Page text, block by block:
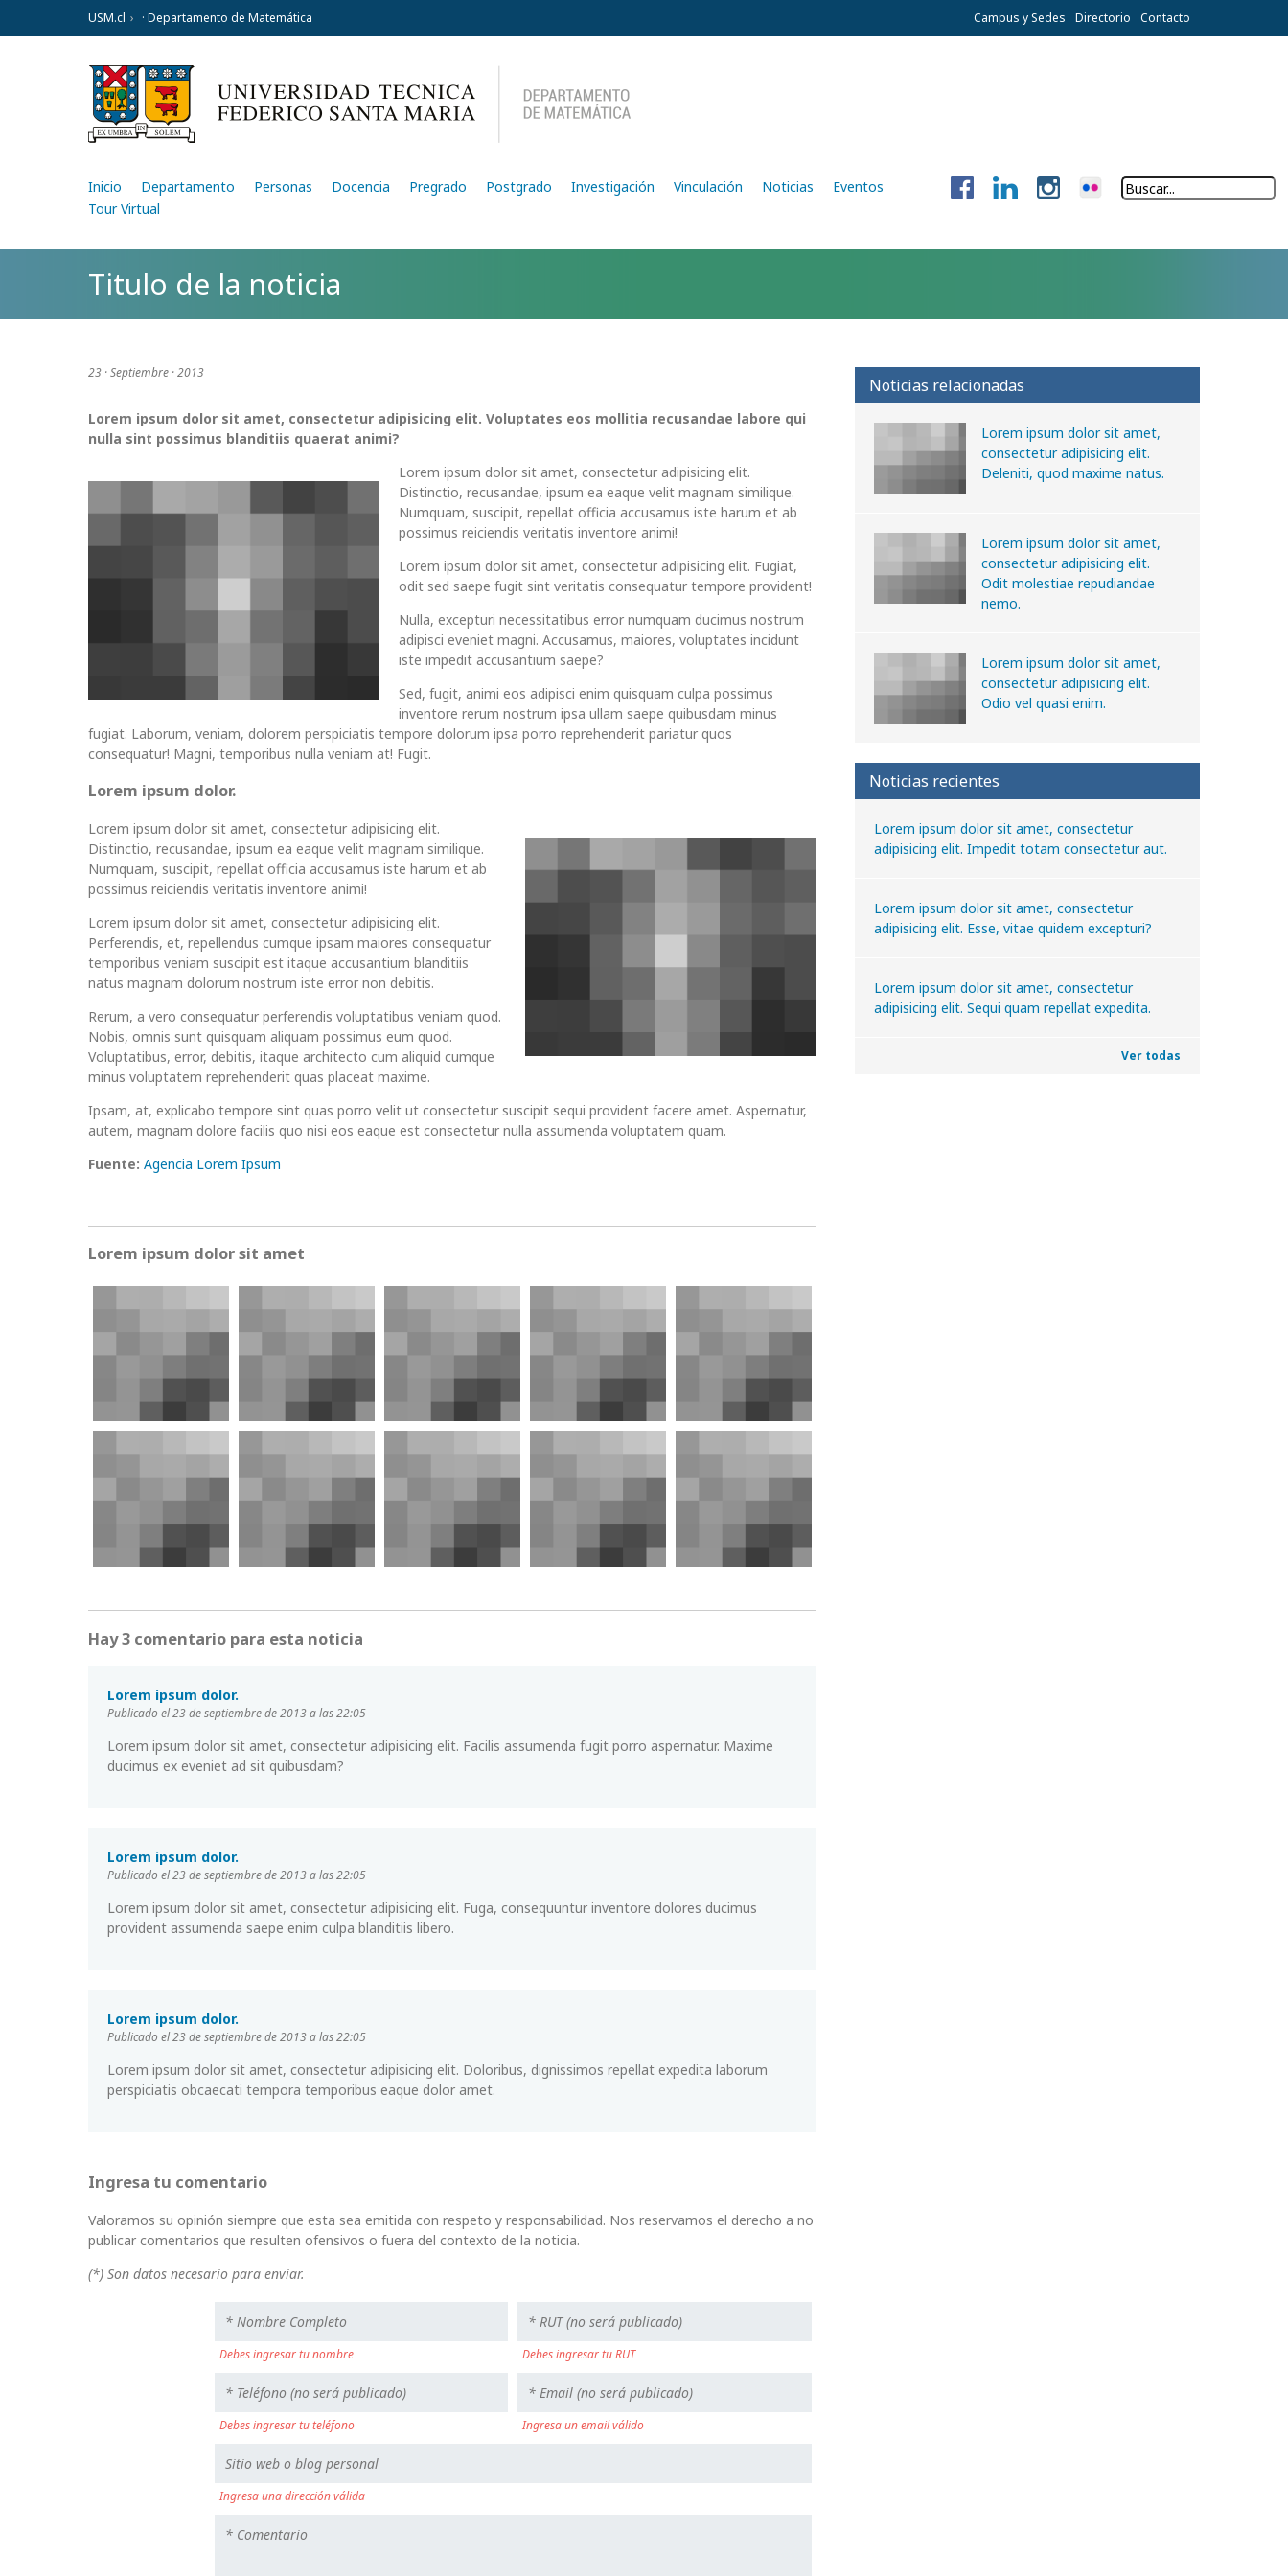
USM.cl · Departamento de Matemática Campus y Sedes Directorio Contacto
Inicio Departamento Personas Docencia Pregrado Postgrado Investigación Vinculación Noticias
Eventos
Tour Virtual
Titulo de la noticia
23 · Septiembre · 2013
Lorem ipsum dolor sit amet, consectetur adipisicing elit. Voluptates eos mollitia recusandae labore qui
nulla sint possimus blanditiis quaerat animi?
Lorem ipsum dolor sit amet, consectetur adipisicing elit.
Distinctio, recusandae, ipsum ea eaque velit magnam similique.
Numquam, suscipit, repellat officia accusamus iste harum et ab
possimus reiciendis veritatis inventore animi!
Lorem ipsum dolor sit amet, consectetur adipisicing elit. Fugiat,
odit sed saepe fugit sint veritatis consequatur tempore provident!
Nulla, excepturi necessitatibus error numquam ducimus nostrum
adipisci eveniet magni. Accusamus, maiores, voluptates incidunt
iste impedit accusantium saepe?
Sed, fugit, animi eos adipisci enim quisquam culpa possimus
inventore rerum nostrum ipsa ullam saepe quibusdam minus
fugiat. Laborum, veniam, dolorem perspiciatis tempore dolorum ipsa porro reprehenderit pariatur quos
consequatur! Magni, temporibus nulla veniam at! Fugit.
Lorem ipsum dolor.
Lorem ipsum dolor sit amet, consectetur adipisicing elit.
Distinctio, recusandae, ipsum ea eaque velit magnam similique.
Numquam, suscipit, repellat officia accusamus iste harum et ab
possimus reiciendis veritatis inventore animi!
Lorem ipsum dolor sit amet, consectetur adipisicing elit.
Perferendis, et, repellendus cumque ipsam maiores consequatur
temporibus veniam suscipit est itaque accusantium blanditiis
natus magnam dolorum nostrum iste error non debitis.
Rerum, a vero consequatur perferendis voluptatibus veniam quod.
Nobis, omnis sunt quisquam aliquam possimus eum quod.
Voluptatibus, error, debitis, itaque architecto cum aliquid cumque
minus voluptatem reprehenderit quas placeat maxime.
Ipsam, at, explicabo tempore sint quas porro velit ut consectetur suscipit sequi provident facere amet. Aspernatur,
autem, magnam dolore facilis quo nisi eos eaque est consectetur nulla assumenda voluptatem quam.
Fuente: Agencia Lorem Ipsum
Lorem ipsum dolor sit amet
Hay 3 comentario para esta noticia
Lorem ipsum dolor.
Publicado el 23 de septiembre de 2013 a las 22:05
Lorem ipsum dolor sit amet, consectetur adipisicing elit. Facilis assumenda fugit porro aspernatur. Maxime
ducimus ex eveniet ad sit quibusdam?
Lorem ipsum dolor.
Publicado el 23 de septiembre de 2013 a las 22:05
Lorem ipsum dolor sit amet, consectetur adipisicing elit. Fuga, consequuntur inventore dolores ducimus
provident assumenda saepe enim culpa blanditiis libero.
Lorem ipsum dolor.
Publicado el 23 de septiembre de 2013 a las 22:05
Lorem ipsum dolor sit amet, consectetur adipisicing elit. Doloribus, dignissimos repellat expedita laborum
perspiciatis obcaecati tempora temporibus eaque dolor amet.
Ingresa tu comentario
Valoramos su opinión siempre que esta sea emitida con respeto y responsabilidad. Nos reservamos el derecho a no
publicar comentarios que resulten ofensivos o fuera del contexto de la noticia.
(*) Son datos necesario para enviar.
Debes ingresar tu nombre Debes ingresar tu RUT
Debes ingresar tu teléfono Ingresa un email válido
Ingresa una dirección válida
Noticias relacionadas
Lorem ipsum dolor sit amet,
consectetur adipisicing elit.
Deleniti, quod maxime natus.
Lorem ipsum dolor sit amet,
consectetur adipisicing elit.
Odit molestiae repudiandae
nemo.
Lorem ipsum dolor sit amet,
consectetur adipisicing elit.
Odio vel quasi enim.
Noticias recientes
Lorem ipsum dolor sit amet, consectetur
adipisicing elit. Impedit totam consectetur aut.
Lorem ipsum dolor sit amet, consectetur
adipisicing elit. Esse, vitae quidem excepturi?
Lorem ipsum dolor sit amet, consectetur
adipisicing elit. Sequi quam repellat expedita.
Ver todas